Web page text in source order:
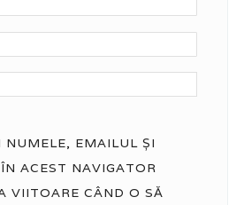
EMAILUL ȘI
ACEST NAVIGATOR
VIITOARE CÂND O SĂ